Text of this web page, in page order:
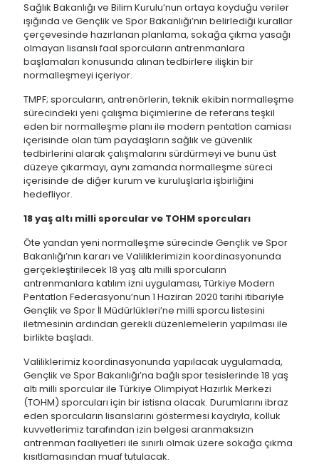
Sağlık Bakanlığı ve Bilim Kurulu’nun ortaya koyduğu veriler
ışığında ve Gençlik ve Spor Bakanlığı’nın belirlediği kurallar
çerçevesinde hazırlanan planlama, sokağa çıkma yasağı
olmayan lisanslı faal sporcuların antrenmanlara
başlamaları konusunda alınan tedbirlere ilişkin bir
normalleşmeyi içeriyor.
TMPF; sporcuların, antrenörlerin, teknik ekibin normalleşme
sürecindeki yeni çalışma biçimlerine de referans teşkil
eden bir normalleşme planı ile modern pentatlon camiası
içerisinde olan tüm paydaşların sağlık ve güvenlik
tedbirlerini alarak çalışmalarını sürdürmeyi ve bunu üst
düzeye çıkarmayı, aynı zamanda normalleşme süreci
içerisinde de diğer kurum ve kuruluşlarla işbirliğini
hedefliyor.
18 yaş altı milli sporcularve TOHM sporcuları
Öte yandan yeni normalleşme sürecinde Gençlik ve Spor
Bakanlığı’nın kararı ve Valiliklerimizin koordinasyonunda
gerçekleştirilecek 18 yaş altı milli sporcuların
antrenmanlara katılım izni uygulaması, Türkiye Modern
Pentatlon Federasyonu’nun 1 Haziran 2020 tarihi itibariyle
Gençlik ve Spor İl Müdürlükleri’ne milli sporcu listesini
iletmesinin ardından gerekli düzenlemelerin yapılması ile
birlikte başladı.
Valiliklerimiz koordinasyonunda yapılacak uygulamada,
Gençlik ve Spor Bakanlığı’na bağlı spor tesislerinde 18 yaş
altı milli sporcular ile Türkiye Olimpiyat Hazırlık Merkezi
(TOHM) sporcuları için bir istisna olacak. Durumlarını ibraz
eden sporcuların lisanslarını göstermesi kaydıyla, kolluk
kuvvetlerimiz tarafından izin belgesi aranmaksızın
antrenman faaliyetleri ile sınırlı olmak üzere sokağa çıkma
kısıtlamasından muaf tutulacak.